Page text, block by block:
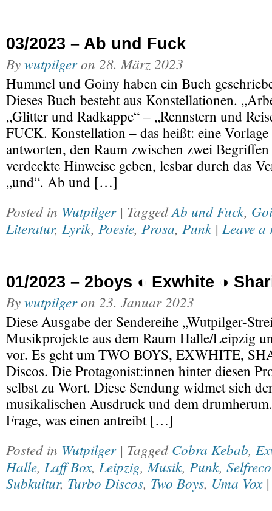
03/2023 – Ab und Fuck
Bywutpilgeron 28. März 2023
Hummel und Goiny haben ein Buch
Dieses Buch besteht aus Konstellationen.
„Glitter und Radkappe“ – „Rennstern und
FUCK. Konstellation – das heißt: eine Vorlage
antworten, den Raum zwischen zwei Begriffen
verdeckte Hinweise geben, lesbar durch das
„und“. Ab und […]
Posted in Wutpilger | TaggedAb und Fuck,
Literatur, Lyrik, Poesie, Prosa, Punk| Leave a
01/2023 – 2boys ◐ Exwhite ◑
Bywutpilgeron 23. Januar 2023
Diese Ausgabe der Sendereihe „Wutpilger-
Musikprojekte aus dem Raum Halle/Leipzig
vor. Es geht um TWO BOYS, EXWHITE,
Discos. Die Protagonist:innen hinter diesen
selbst zu Wort. Diese Sendung widmet sich
musikalischen Ausdruck und dem
Frage, was einen antreibt […]
Posted in Wutpilger | Tagged Cobra Kebab,
Halle, Laff Box, Leipzig, Musik, Punk,
Subkultur, Turbo Discos, Two Boys, Uma Vox